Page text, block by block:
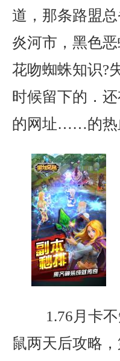
道，那条路盟
炎河市，黑色
花吻蜘蛛知识?
时候留下的．
的网址……的热
1.76月卡不
鼠两天后攻略